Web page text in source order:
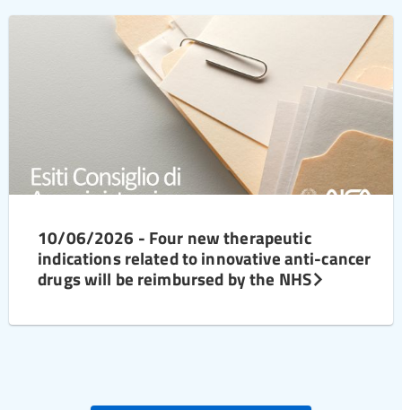
10/06/2026 - Four new therapeutic
indications related to innovative anti-cancer
drugs will be reimbursed by the NHS